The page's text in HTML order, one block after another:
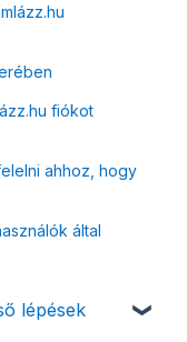
fiókot
ahhoz, hogy
által
lépések